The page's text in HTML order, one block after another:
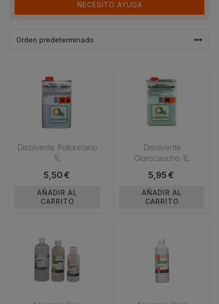
NECESITO AYUDA
Disolvente Poliuretano
1L
5,50€
AÑADIR AL
CARRITO
Disolvente
Clorocaucho 1L
5,95€
AÑADIR AL
CARRITO
producto
múltiples
variantes.